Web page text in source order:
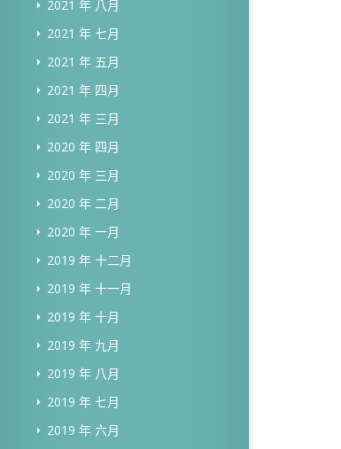
2021 年 八月
2021 年 七月
2021 年 五月
2021 年 四月
2021 年 三月
2020 年 四月
2020 年 三月
2020 年 二月
2020 年 一月
2019 年 十二月
2019 年 十一月
2019 年 十月
2019 年 九月
2019 年 八月
2019 年 七月
2019 年 六月